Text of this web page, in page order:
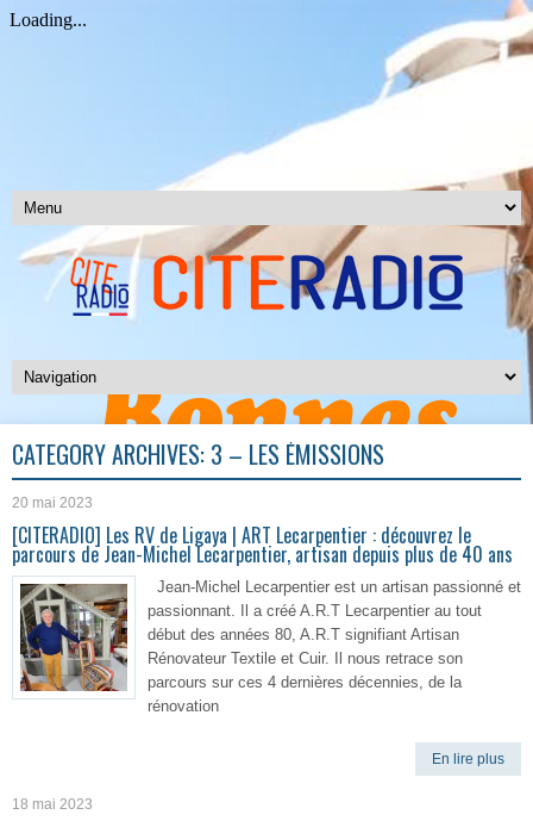
CATEGORY ARCHIVES: 3 – LES ÉMISSIONS
20 mai 2023
[CITERADIO] Les RV de Ligaya | ART Lecarpentier : découvrez le
parcours de Jean-Michel Lecarpentier, artisan depuis plus de 40 ans
Jean-Michel Lecarpentier est un artisan passionné et
passionnant. Il a créé A.R.T Lecarpentier au tout
début des années 80, A.R.T signifiant Artisan
Rénovateur Textile et Cuir. Il nous retrace son
parcours sur ces 4 dernières décennies, de la
rénovation
En lire plus
18 mai 2023